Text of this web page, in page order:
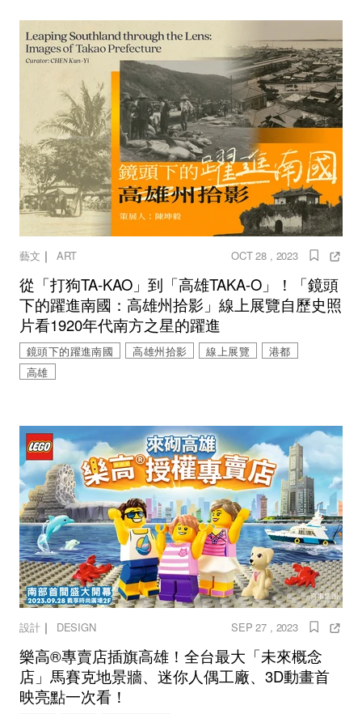
藝文 ｜ ART OCT 28 , 2023
從「打狗TA-KAO」到「高雄TAKA-O」！「鏡頭
下的躍進南國：高雄州拾影」線上展覽自歷史照
片看1920年代南方之星的躍進
鏡頭下的躍進南國 高雄州拾影 線上展覽
港都
高雄
設計｜ DESIGN SEP 27 , 2023
樂高®專賣店插旗高雄！全台最大「未來概念
店」馬賽克地景牆、迷你人偶工廠、3D動畫首
映亮點一次看！